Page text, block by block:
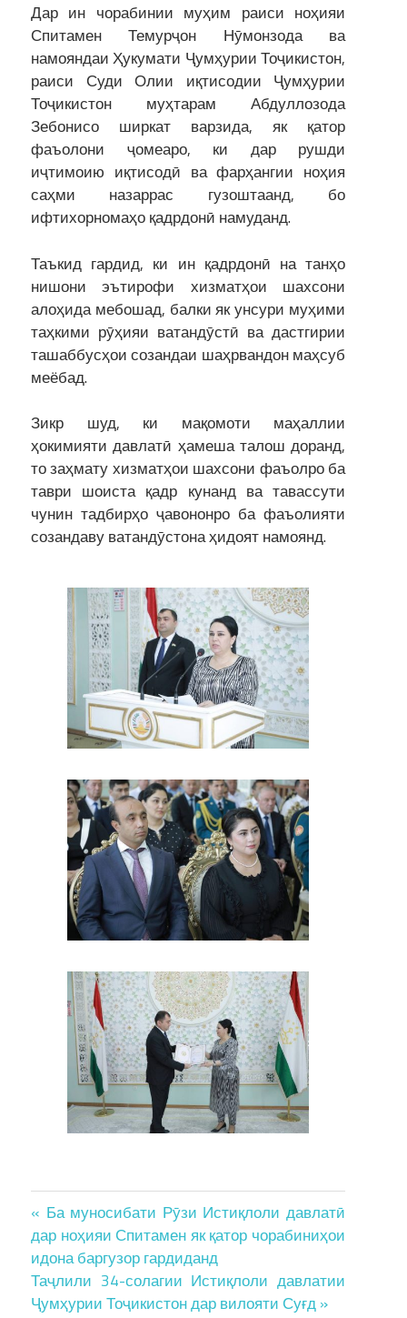
Дар ин чорабинии муҳим раиси ноҳияи
Спитамен Темурҷон Нӯмонзода ва
намояндаи Ҳукумати Ҷумҳурии Тоҷикистон,
раиси Суди Олии иқтисодии Ҷумҳурии
Тоҷикистон муҳтарам Абдуллозода
Зебонисо ширкат варзида, як қатор
фаъолони ҷомеаро, ки дар рушди
иҷтимоию иқтисодӣ ва фарҳангии ноҳия
саҳми назаррас гузоштаанд, бо
ифтихорномаҳо қадрдонӣ намуданд.
Таъкид гардид, ки ин қадрдонӣ на танҳо
нишони эътирофи хизматҳои шахсони
алоҳида мебошад, балки як унсури муҳими
таҳкими рӯҳияи ватандӯстӣ ва дастгирии
ташаббусҳои созандаи шаҳрвандон маҳсуб
меёбад.
Зикр шуд, ки мақомоти маҳаллии
ҳокимияти давлатӣ ҳамеша талош доранд,
то заҳмату хизматҳои шахсони фаъолро ба
таври шоиста қадр кунанд ва тавассути
чунин тадбирҳо ҷавононро ба фаъолияти
созандаву ватандӯстона ҳидоят намоянд.
Post
navigation
« Ба муносибати Рӯзи Истиқлоли давлатӣ
дар ноҳияи Спитамен як қатор чорабиниҳои
идона баргузор гардиданд
Таҷлили 34-солагии Истиқлоли давлатии
Ҷумҳурии Тоҷикистон дар вилояти Суғд »